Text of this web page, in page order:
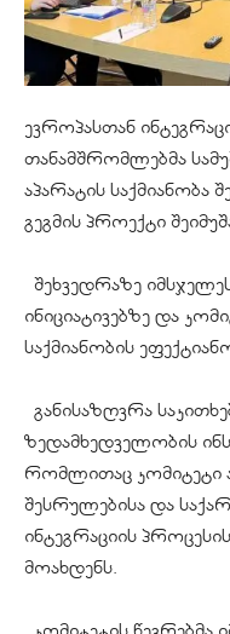
ევროპასთან
თანამშრომლებმა
აპარატის საქმიანობა
გეგმის პროექტი
შეხვედრაზე
ინიციატივებზე და
საქმიანობის
განისაზღვრა
ზედამხედველობის
რომლითაც კომიტეტი
შესრულებისა და
ინტეგრაციის
მოახდენს.